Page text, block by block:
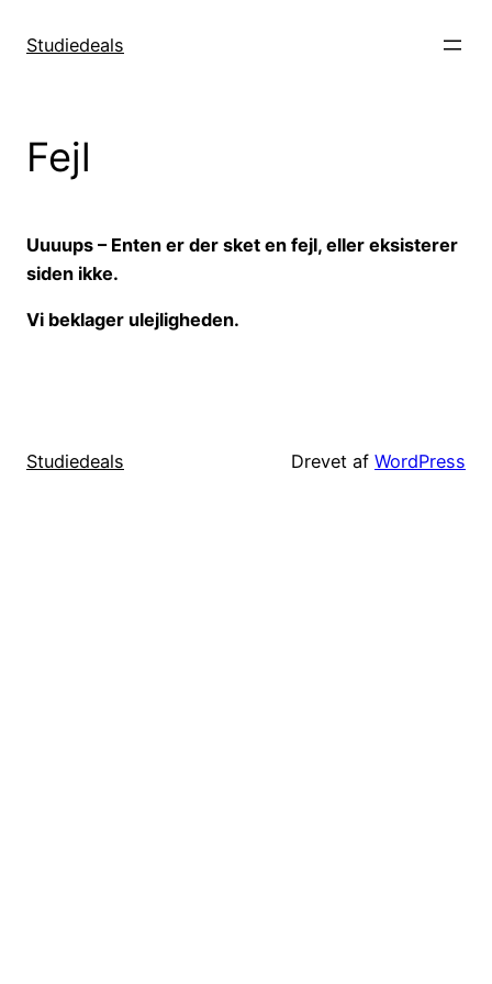
Studiedeals
Fejl
Uuuups – Enten er der sket en fejl, eller eksisterer
siden ikke.
Vi beklager ulejligheden.
Studiedeals Drevet af WordPress